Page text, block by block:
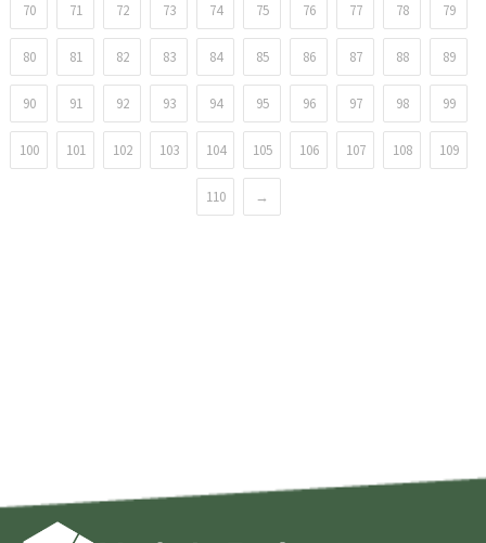
70 71 72 73 74 75 76 77 78 79
80 81 82 83 84 85 86 87 88 89
90 91 92 93 94 95 96 97 98 99
100 101 102 103 104 105 106 107 108 109
110 →